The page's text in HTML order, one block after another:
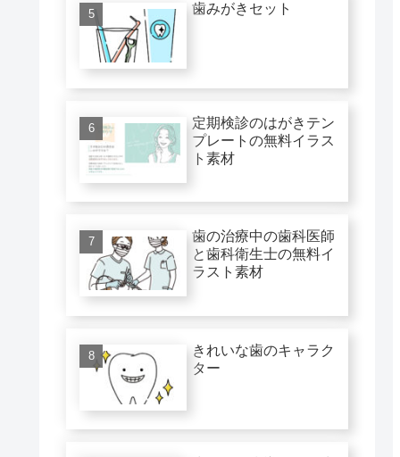
歯みがきセット
定期検診のはがきテン
プレートの無料イラス
ト素材
歯の治療中の歯科医師
と歯科衛生士の無料イ
ラスト素材
きれいな歯のキャラク
ター